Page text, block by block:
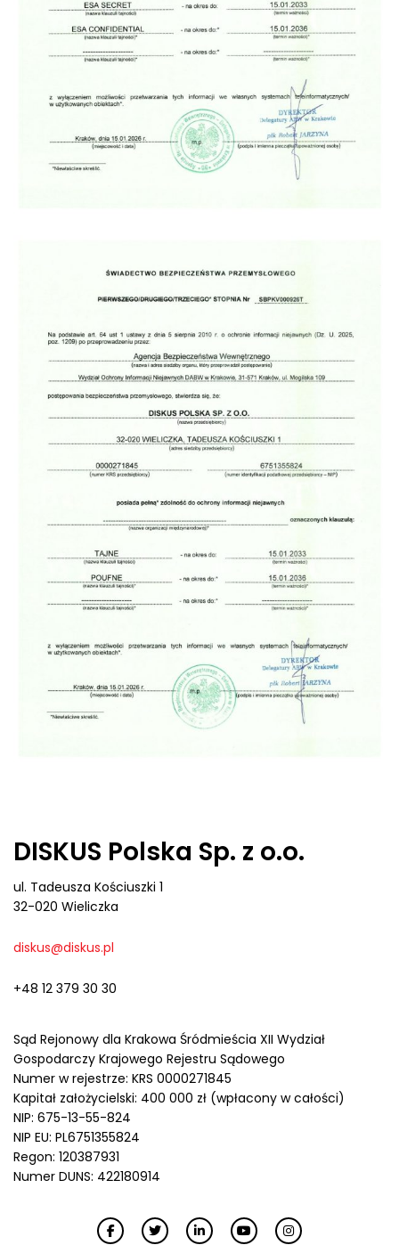
DISKUS Polska Sp. z o.o.
ul. Tadeusza Kościuszki 1
32-020 Wieliczka
diskus@diskus.pl
+48 12 379 30 30
Sąd Rejonowy dla Krakowa Śródmieścia XII Wydział
Gospodarczy Krajowego Rejestru Sądowego
Numer w rejestrze: KRS 0000271845
Kapitał założycielski: 400 000 zł (wpłacony w całości)
NIP: 675-13-55-824
NIP EU: PL6751355824
Regon: 120387931
Numer DUNS: 422180914